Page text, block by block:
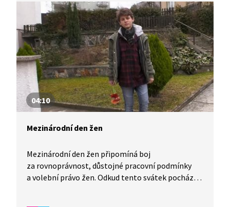
v oblasti ženských práv urychlila první světová
válka, protože ženy nahradily chybějící muže
ve spoustě rolí a dokázaly tak, že jsou stejně
schopné jako oni. I dnes je ale na světě spousta
míst, kde se ženám jejich práv nedostává. Boj
za ženská práva je dobré si stále připomínat.
04:10
Mezinárodní den žen
Mezinárodní den žen připomíná boj
za rovnoprávnost, důstojné pracovní podmínky
a volební právo žen. Odkud tento svátek pochází?